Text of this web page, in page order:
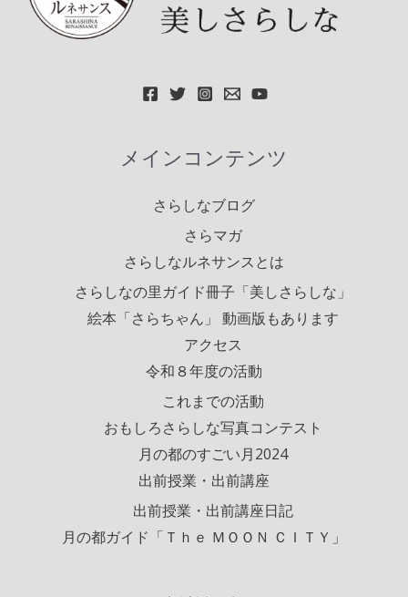
メインコンテンツ
さらしなブログ
さらマガ
さらしなルネサンスとは
さらしなの里ガイド冊子「美しさらしな」
絵本「さらちゃん」 動画版もあります
アクセス
令和８年度の活動
これまでの活動
おもしろさらしな写真コンテスト
月の都のすごい月2024
出前授業・出前講座
出前授業・出前講座日記
月の都ガイド「Ｔｈｅ ＭＯＯＮ ＣＩＴＹ」